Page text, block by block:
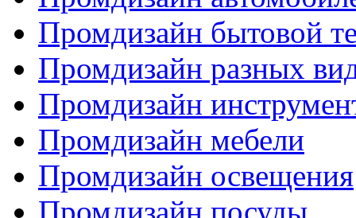
Промдизайн бытовой
Промдизайн разных
Промдизайн
Промдизайн мебели
Промдизайн освещения